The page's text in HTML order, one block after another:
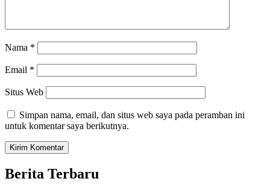
Nama *
Email *
Situs Web
Simpan nama, email, dan situs web saya pada peramban ini
untuk komentar saya berikutnya.
Berita Terbaru